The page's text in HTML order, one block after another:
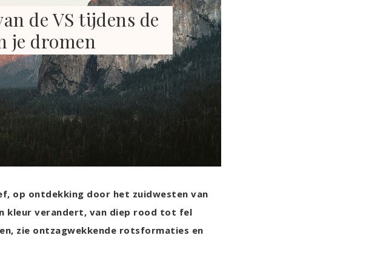
de VS tijdens de
je dromen
op ontdekking door het zuidwesten van
kleur verandert, van diep rood tot fel
zie ontzagwekkende rotsformaties en